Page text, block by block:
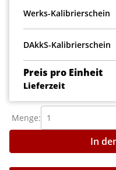
Werks-Kalibrierschein
DAkkS-Kalibrierschein
Preis pro Einheit
Lieferzeit
Menge:
In